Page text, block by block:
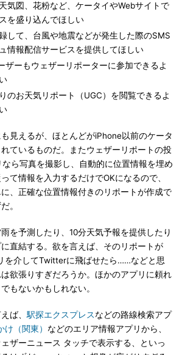
気図、花粉など、ケータイやWebサイトで
を盛り込んでほしい
して、台風や地震などが発生した際のSMS
情報配信サービスを提供してほしい
ザーもウェザーリポーターに参加できるよ
のお天気リポート（UGC）を閲覧できるよ
見えるが、ほとんどがiPhone以前のケータ
ているものだ。またウェザーリポートの投
ら写真を撮影し、自動的に位置情報を埋め
て情報を入力するだけでOKになるので、
、正確な位置情報付きのリポートが作成で
。
を予測したり、10分天気予報を提供したり
直結する。欲を言えば、そのリポートが
を介してTwitterに飛ばせたら……などと思
欲張りすぎだろうか。ほかのアプリに頼れ
もないかもしれない。
ば、 駅探エクスプレスなどの路線検索アプ
（関東） などのエリア情報アプリから、
ザーニュース タッチで表示する、といっ